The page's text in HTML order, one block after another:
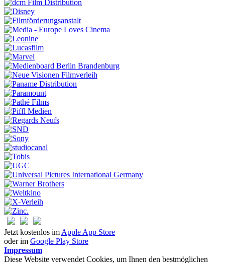
Jetzt kostenlos im Apple App Store
oder im Google Play Store
Impressum
Diese Website verwendet Cookies, um Ihnen den bestmöglichen